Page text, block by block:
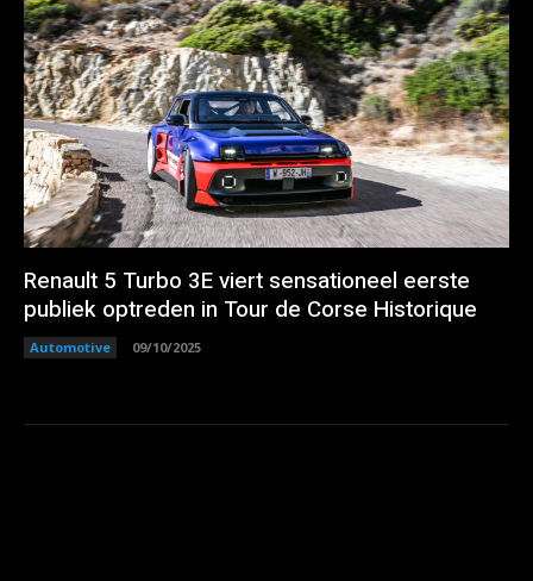
Renault 5 Turbo 3E viert sensationeel eerste
publiek optreden in Tour de Corse Historique
Automotive 09/10/2025